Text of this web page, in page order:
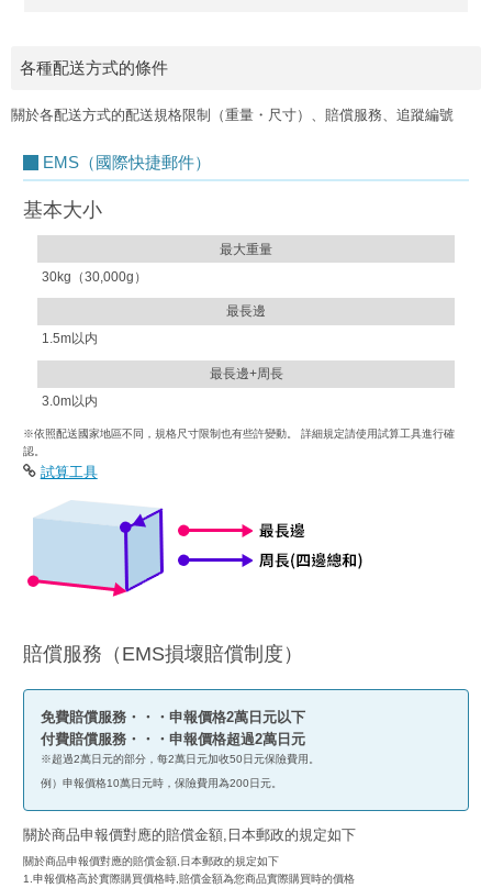
各種配送方式的條件
關於各配送方式的配送規格限制（重量・尺寸）、賠償服務、追蹤編號
EMS（國際快捷郵件）
基本大小
最大重量
30kg（30,000g）
最長邊
1.5m以内
最長邊+周長
3.0m以内
※依照配送國家地區不同，規格尺寸限制也有些許變動。 詳細規定請使用試算工具進行確
認。
試算工具
賠償服務（EMS損壞賠償制度）
免費賠償服務・・・申報價格2萬日元以下
付費賠償服務・・・申報價格超過2萬日元
※超過2萬日元的部分，每2萬日元加收50日元保險費用。
例）申報價格10萬日元時，保險費用為200日元。
關於商品申報價對應的賠償金額,日本郵政的規定如下
關於商品申報價對應的賠償金額,日本郵政的規定如下
1.申報價格高於實際購買價格時,賠償金額為您商品實際購買時的價格